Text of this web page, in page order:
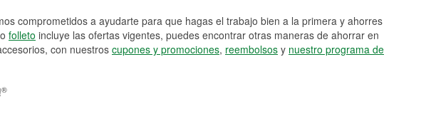
comprometidos a ayudarte para que hagas el trabajo bien a la primera y ahorres
folleto incluye las ofertas vigentes, puedes encontrar otras maneras de ahorrar en
con nuestros cupones y promociones, reembolsos y nuestro programa de
®